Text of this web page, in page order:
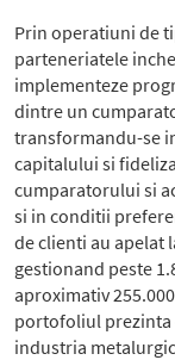
Prin operatiuni de
parteneriatele
implementeze
dintre un
transformandu-se
capitalului si
cumparatorului si
si in conditii
de clienti au apelat
gestionand peste
aproximativ
portofoliul prezinta
industria